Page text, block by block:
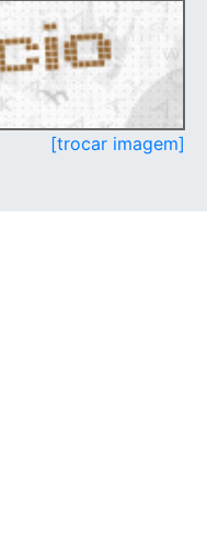
[trocar imagem]